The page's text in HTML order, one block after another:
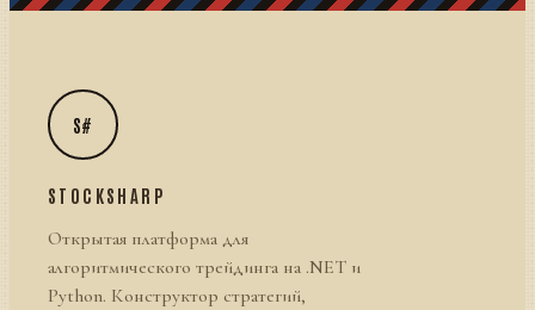
S#
STOCKSHARP
Открытая платформа для
алгоритмического трейдинга на .NET и
Python. Конструктор стратегий,